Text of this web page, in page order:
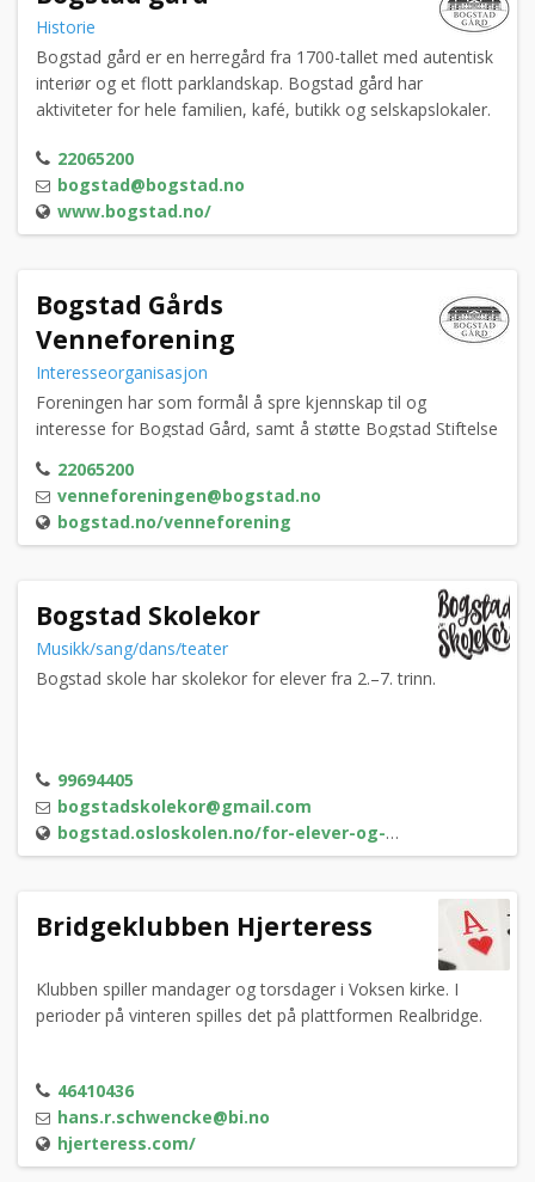
Historie
Bogstad gård er en herregård fra 1700-tallet med autentisk
interiør og et flott parklandskap. Bogstad gård har
aktiviteter for hele familien, kafé, butikk og selskapslokaler.
22065200
bogstad@bogstad.no
www.bogstad.no/
Bogstad Gårds
Venneforening
Interesseorganisasjon
Foreningen har som formål å spre kjennskap til og
interesse for Bogstad Gård, samt å støtte Bogstad Stiftelse
22065200
venneforeningen@bogstad.no
bogstad.no/venneforening
Bogstad Skolekor
Musikk/sang/dans/teater
Bogstad skole har skolekor for elever fra 2.–7. trinn.
99694405
bogstadskolekor@gmail.com
bogstad.osloskolen.no/for-elever-og-foresatte/andre-tilbud-til-elevene/skolekor/
Bridgeklubben Hjerteress
Klubben spiller mandager og torsdager i Voksen kirke. I
perioder på vinteren spilles det på plattformen Realbridge.
46410436
hans.r.schwencke@bi.no
hjerteress.com/